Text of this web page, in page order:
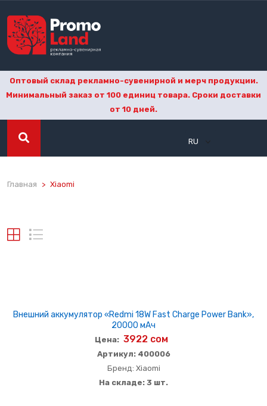
Оптовый склад рекламно-сувенирной и мерч продукции.
Минимальный заказ от 100 единиц товара. Сроки доставки
от 10 дней.
RU
Главная Xiaomi
Внешний аккумулятор «Redmi 18W Fast Charge Power Bank»,
20000 мАч
Цена: 3922 сом
Артикул: 400006
Бренд: Xiaomi
На складе: 3 шт.